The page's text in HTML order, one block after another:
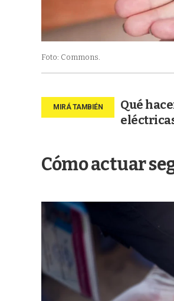
Foto: Commons.
Qué
Cómo actuar